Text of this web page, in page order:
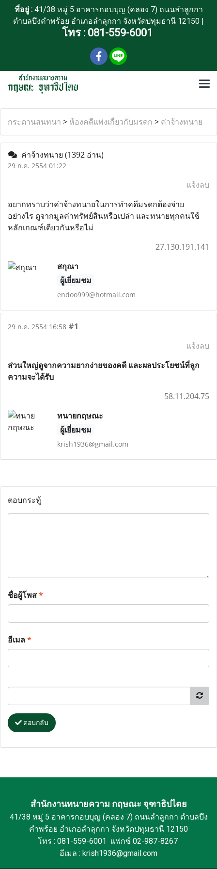
ที่อยู่ :41/38 หมู่ 5 อาคารกอบบุญ (คลอง 7) ถนนลำลูกกา
ตำบลบึงคำพร้อย อำเภอลำลุกกา จังหวัดปทุมธานี 12150 |
โทร : 081-559-6001
กระดานสนทนา > ห้องคดีแพ่งเกี่ยวกับมรดก > ค่าจ้างทนาย
ค่าจ้างทนาย (1392 อ่าน)
29 ก.ค. 2554 01:22
แจ้งลบ
อยากทราบว่าค่าจ้างทนายในการทำคดีมรดกต้องจ่าย
อย่างไร ดูจากมูลค่าทรัพย์สินหรือเปล่า และทนายทุกคนใช้
หลักเกณฑ์เดียวกันหรือไม่
27.130.191.141
สกุณา
ผู้เยี่ยมชม
endoo999@hotmail.com
29 ก.ค. 2554 16:58 #1
แจ้งลบ
ส่วนใหญ่ดูจากความยากง่ายของคดี และผลประโยชน์ที่ลูก
ความจะได้รับ
58.11.204.75
ทนายกฤษณะ
ผู้เยี่ยมชม
krish1936@gmail.com
ตอบกระทู้
ชื่อผู้โพส*
อีเมล*
ตอบกลับ
สำนักงานทนายความ กฤษณะ จุฑาธิปไตย
41/38 หมู่ 5 อาคารกอบบุญ (คลอง 7) ถนนลำลูกกา ตำบลบึง
คำพร้อย อำเภอลำลุกกา จังหวัดปทุมธานี 12150
โทร : 081-559-6001 แฟกซ์ 02-987-8267
อีเมล : krish1936@gmail.com